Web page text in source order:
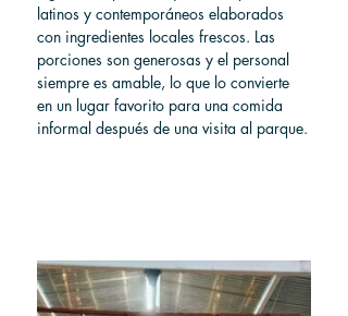
latinos y contemporáneos elaborados
con ingredientes locales frescos. Las
porciones son generosas y el personal
siempre es amable, lo que lo convierte
en un lugar favorito para una comida
informal después de una visita al parque.